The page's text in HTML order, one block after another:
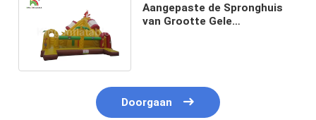
Aangepaste de Spronghuis
van Grootte Gele
Doorgaan